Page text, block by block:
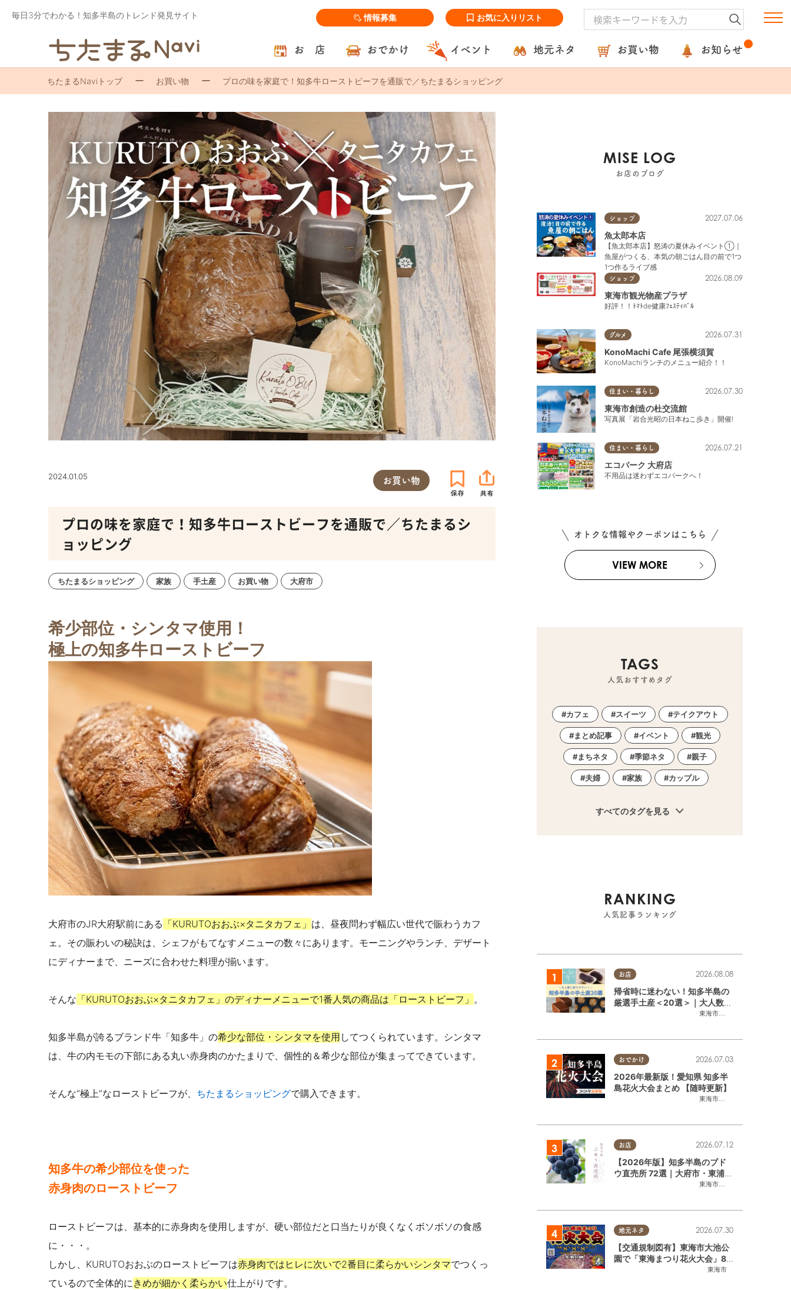
毎日3分でわかる！知多半島のトレンド発見サイト 情報募集 お気に入りリスト
お 店 おでかけ イベント 地元ネタ お買い物 お知らせ
ちたまるNaviトップ お買い物 プロの味を家庭で！知多牛ローストビーフを通販で／ちたまるショッピング
2024.01.05 お買い物
プロの味を家庭で！知多牛ローストビーフを通販で／ちたまるシ
ョッピング
ちたまるショッピング 家族 手土産 お買い物 大府市
希少部位・シンタマ使用！
極上の知多牛ローストビーフ
大府市のJR大府駅前にある 「KURUTOおおぶ×タニタカフェ」 は、昼夜問わず幅広い世代で賑わうカフ
ェ。その賑わいの秘訣は、シェフがもてなすメニューの数々にあります。モーニングやランチ、デザート
にディナーまで、ニーズに合わせた料理が揃います。
そんな 「KURUTOおおぶ×タニタカフェ 」のディナーメニューで1番人気の商品は「ローストビーフ」 。
知多半島が誇るブランド牛「知多牛」の希少な部位・シンタマを使用 してつくられています。 シンタマ
は、牛の内モモの下部にある丸い赤身肉のかたまりで、 個性的＆希少な部位が集まってできています。
そんな“極上”なローストビーフが、 ちたまるショッピングで購入できます。
知多牛の希少部位を使った
赤身肉のローストビーフ
ローストビーフは、基本的に赤身肉を使用しますが、 硬い部位だと口当たりが良くなくボソボソの食感
に・・・。
しかし、KURUTOおおぶのローストビーフは赤身肉ではヒレに次いで2番目に柔らかいシンタマでつくっ
ているので全体的にきめが細かく柔らかい仕上がりです。
MISE LOG
お店のブログ
ショップ 2027.07.06
魚太郎本店
【魚太郎本店】怒涛の夏休みイベント①｜
魚屋がつくる、本気の朝ごはん目の前で1つ
1つ作るライブ感
ショップ 2026.08.09
東海市観光物産プラザ
好評！！ﾄﾏﾄde健康ﾌｪｽﾃｨﾊﾞﾙ
グルメ 2026.07.31
KonoMachi Cafe 尾張横須賀
KonoMachiランチのメニュー紹介！！
住まい・暮らし 2026.07.30
東海市創造の杜交流館
写真展「岩合光昭の日本ねこ歩き」開催!
住まい・暮らし 2026.07.21
エコパーク 大府店
不用品は迷わずエコパークへ！
オトクな情報やクーポンはこちら
VIEW MORE
TAGS
人気おすすめタグ
カフェ スイーツ テイクアウト
まとめ記事 イベント 観光
まちネタ 季節ネタ 親子
夫婦 家族 カップル
すべてのタグを見る
RANKING
人気記事ランキング
お店
東海市
,大府市
2026.08.08
帰省時に迷わない！知多半島の
厳選手土産＜20選＞｜大人数に
配りやすい個包装ギフト
おでかけ
東海市
,大府市
2026.07.03
2026年最新版！愛知県 知多半
島花火大会まとめ 【随時更新】
お店
東海市
,大府市
2026.07.12
【2026年版】知多半島のブド
ウ直売所 72選｜大府市・東浦町
ほかエリア別に一挙紹介
地元ネタ
東海市
2026.07.30
【交通規制図有】東海市大池公
園で「東海まつり花火大会」8/
8(土)に開催｜購入方法や駐車場